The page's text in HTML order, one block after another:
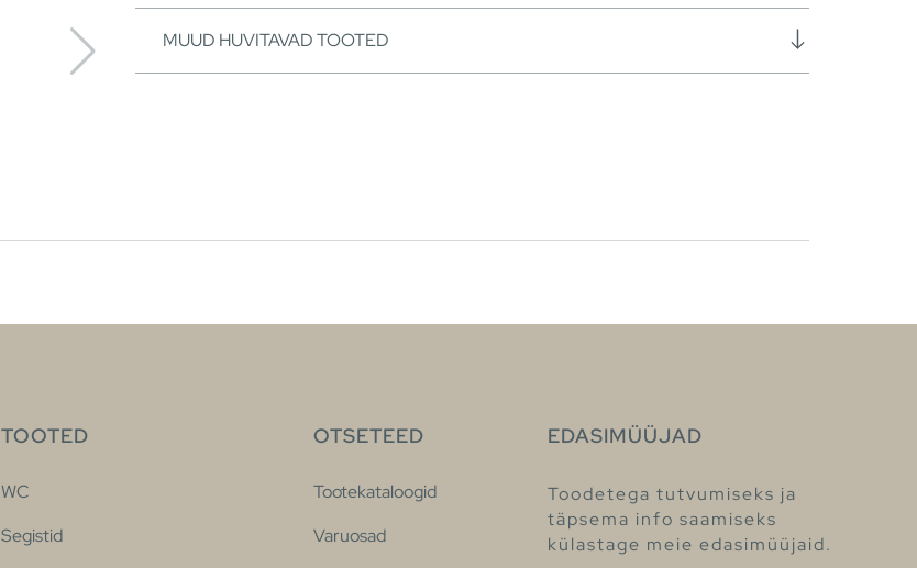
MUUD HUVITAVAD TOOTED
TOOTED
WC
Segistid
OTSETEED
Tootekataloogid
Varuosad
EDASIMÜÜJAD
Toodetega tutvumiseks ja
täpsema info saamiseks
külastage meie edasimüüjaid.